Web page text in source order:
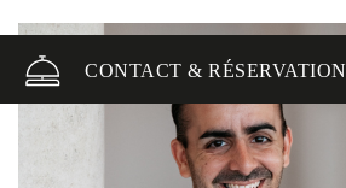
CONTACT & RÉSERVATION